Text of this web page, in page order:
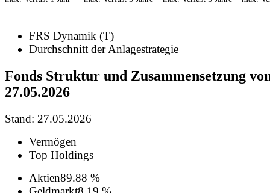
FRS Dynamik (T)
Durchschnitt der Anlagestrategie
Fonds Struktur und Zusammensetzung
27.05.2026
Stand: 27.05.2026
Vermögen
Top Holdings
Aktien89.88 %